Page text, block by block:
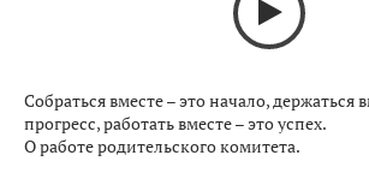
Собраться вместе – это начало, держаться
прогресс, работать вместе – это успех.
О работе родительского комитета.